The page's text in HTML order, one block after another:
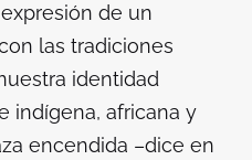
de un
las tradiciones
identidad
indígena, africana y
encendida –dice en